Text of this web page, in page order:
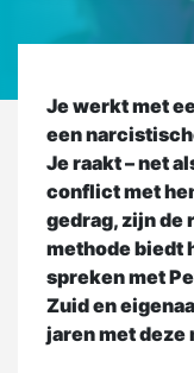
Je werkt met
een
Je raakt – net
conflict met
gedrag, zijn de
methode biedt
spreken met
Zuid en
jaren met